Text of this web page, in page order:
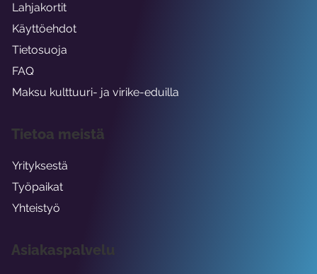
Asiakaspalvelu
Lahjakortit
Käyttöehdot
Tietosuoja
FAQ
Maksu kulttuuri- ja virike-eduilla
Tietoa meistä
Yrityksestä
Työpaikat
Yhteistyö